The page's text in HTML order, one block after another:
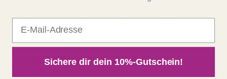
Buche hier deine kostenfreie Produktberatung mit
unserem Team:
Beratungstermin buchen
Unser Shop läuft auf 100 % Ökostrom aus erneuerbaren
E-Mail
Sichere dir dein 10%-Gutschein!